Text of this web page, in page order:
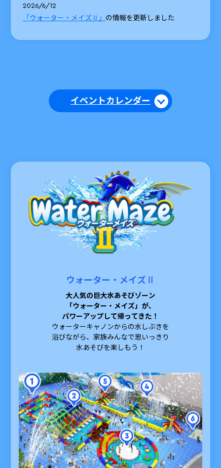
2026/6/12
「ウォーター・メイズⅡ」 の情報を更新しました
イベントカレンダー
ウォーター・メイズⅡ
大人気の巨大水あそびゾーン
「ウォーター・メイズ」が、
パワーアップして帰ってきた！
ウォーターキャノンからの水しぶきを
浴びながら、 家族みんなで思いっきり
水あそびを楽しもう！